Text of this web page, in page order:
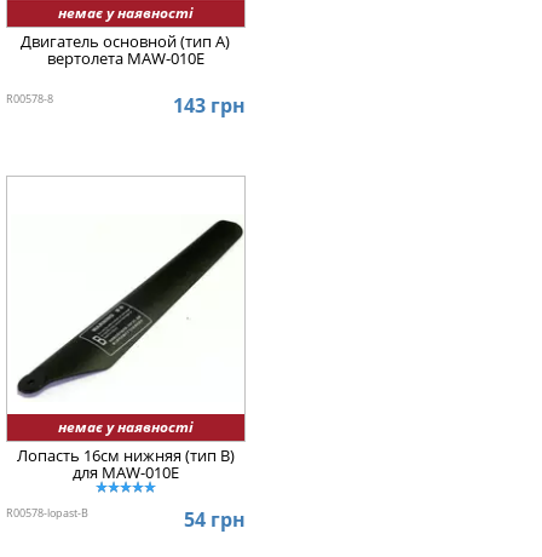
немає у наявності
Двигатель основной (тип A)
вертолета MAW-010E
R00578-8 143 грн
немає у наявності
Лопасть 16см нижняя (тип B)
для MAW-010E
R00578-lopast-B 54 грн